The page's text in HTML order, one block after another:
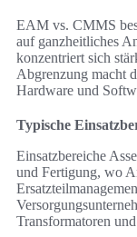
EAM vs. CMMS
auf ganzheitliches
konzentriert sich
Abgrenzung macht
Hardware und
Typische
Einsatzbereiche
und Fertigung, wo
Transformatoren